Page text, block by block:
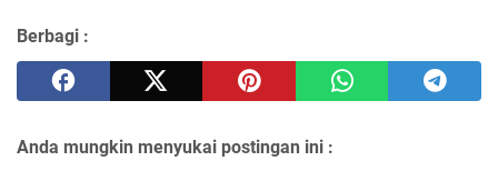
Berbagi :
Anda mungkin menyukai postingan ini :